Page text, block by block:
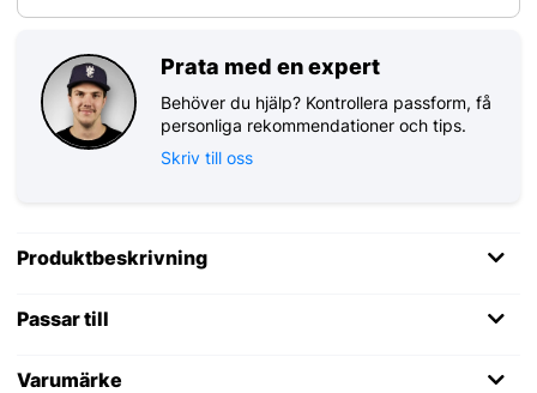
Prata med en expert
Behöver du hjälp? Kontrollera passform, få
personliga rekommendationer och tips.
Skriv till oss
Produktbeskrivning
Passar till
Varumärke